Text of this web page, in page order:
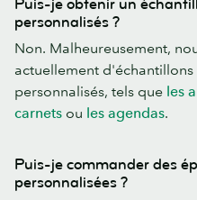
Puis-je obtenir un
personnalisés ?
Non. Malheureusement,
actuellement
personnalisés, tels que les
carnets ou les agendas.
Puis-je commander des
personnalisées ?